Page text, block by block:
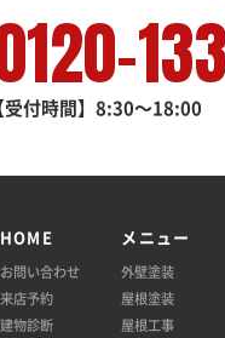
受付時間】8:30～18:00
HOME
お問い合わせ
来店予約
建物診断
メニュー
外壁塗装
屋根塗装
屋根工事